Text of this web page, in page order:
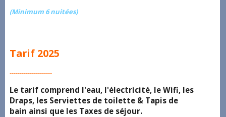
(Minimum 6 nuitées)
Tarif 2025
---------------------
Le tarif comprend l'eau, l'électricité, le Wifi, les
Draps, les Serviettes de toilette & Tapis de
bain ainsi que les Taxes de séjour.